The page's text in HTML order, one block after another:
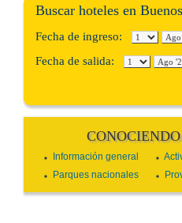
Buscar hoteles en
Fecha de ingreso:
Fecha de salida:
Información general
Parques nacionales